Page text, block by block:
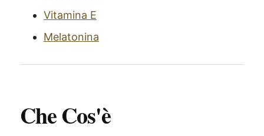
Vitamina E
Melatonina
Che Cos'è